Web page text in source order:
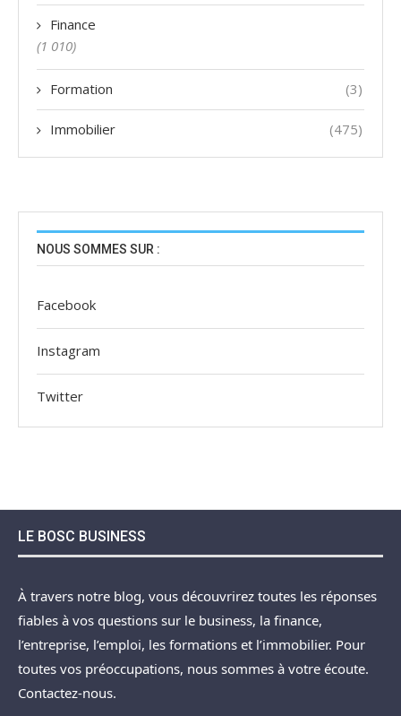
Finance
(1 010)
Formation (3)
Immobilier (475)
NOUS SOMMES SUR :
Facebook
Instagram
Twitter
LE BOSC BUSINESS
À travers notre blog, vous découvrirez toutes les réponses
fiables à vos questions sur le business, la finance,
l’entreprise, l’emploi, les formations et l’immobilier. Pour
toutes vos préoccupations, nous sommes à votre écoute.
Contactez-nous.